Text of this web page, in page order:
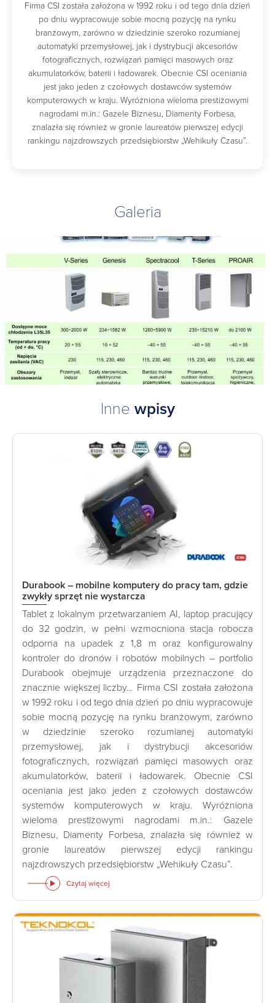
Firma CSI została założona w 1992 roku i od tego dnia dzień
po dniu wypracowuje sobie mocną pozycję na rynku
branżowym, zarówno w dziedzinie szeroko rozumianej
automatyki przemysłowej, jak i dystrybucji akcesoriów
fotograficznych, rozwiązań pamięci masowych oraz
akumulatorków, baterii i ładowarek. Obecnie CSI oceniania
jest jako jeden z czołowych dostawców systemów
komputerowych w kraju. Wyróżniona wieloma prestiżowymi
nagrodami m.in.: Gazele Biznesu, Diamenty Forbesa,
znalazła się również w gronie laureatów pierwszej edycji
rankingu najzdrowszych przedsiębiorstw „Wehikuły Czasu”.
Galeria
Inne wpisy
Durabook – mobilne komputery do pracy tam, gdzie
zwykły sprzęt nie wystarcza
Tablet z lokalnym przetwarzaniem AI, laptop pracujący
do 32 godzin, w pełni wzmocniona stacja robocza
odporna na upadek z 1,8 m oraz konfigurowalny
kontroler do dronów i robotów mobilnych – portfolio
Durabook obejmuje urządzenia przeznaczone do
znacznie większej liczby… Firma CSI została założona
w 1992 roku i od tego dnia dzień po dniu wypracowuje
sobie mocną pozycję na rynku branżowym, zarówno
w dziedzinie szeroko rozumianej automatyki
przemysłowej, jak i dystrybucji akcesoriów
fotograficznych, rozwiązań pamięci masowych oraz
akumulatorków, baterii i ładowarek. Obecnie CSI
oceniania jest jako jeden z czołowych dostawców
systemów komputerowych w kraju. Wyróżniona
wieloma prestiżowymi nagrodami m.in.: Gazele
Biznesu, Diamenty Forbesa, znalazła się również w
gronie laureatów pierwszej edycji rankingu
najzdrowszych przedsiębiorstw „Wehikuły Czasu”.
Czytaj więcej